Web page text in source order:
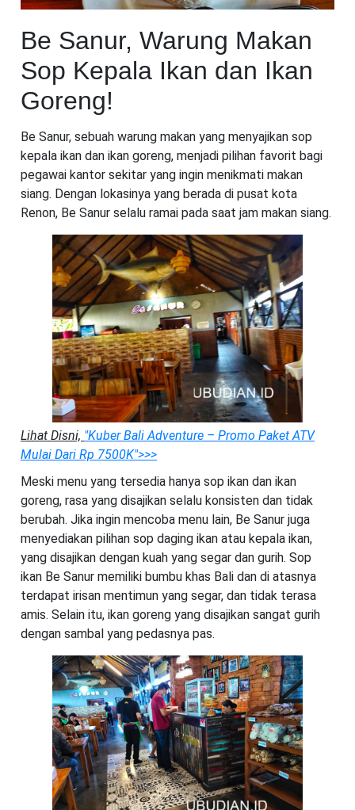
Be Sanur, Warung Makan
Sop Kepala Ikan dan Ikan
Goreng!
Be Sanur, sebuah warung makan yang menyajikan sop
kepala ikan dan ikan goreng, menjadi pilihan favorit bagi
pegawai kantor sekitar yang ingin menikmati makan
siang. Dengan lokasinya yang berada di pusat kota
Renon, Be Sanur selalu ramai pada saat jam makan siang.
Lihat Disni, "Kuber Bali Adventure – Promo Paket ATV
Mulai Dari Rp 7500K">>>
Meski menu yang tersedia hanya sop ikan dan ikan
goreng, rasa yang disajikan selalu konsisten dan tidak
berubah. Jika ingin mencoba menu lain, Be Sanur juga
menyediakan pilihan sop daging ikan atau kepala ikan,
yang disajikan dengan kuah yang segar dan gurih. Sop
ikan Be Sanur memiliki bumbu khas Bali dan di atasnya
terdapat irisan mentimun yang segar, dan tidak terasa
amis. Selain itu, ikan goreng yang disajikan sangat gurih
dengan sambal yang pedasnya pas.